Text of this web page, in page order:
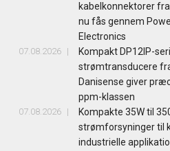
kabelkonnektorer
nu fås gennem Powell
Electronics
07.08.2026
Kompakt DP12IP-
strømtransducere
Danisense giver
ppm-klassen
07.08.2026
Kompakte 35W til
strømforsyninger til
industrielle